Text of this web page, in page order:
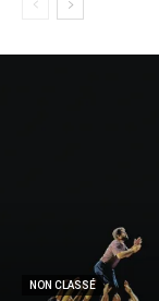
NON CLASSÉ